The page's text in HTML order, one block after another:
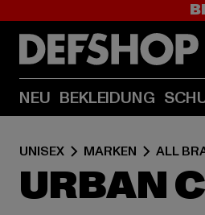
NEU BEKLEIDUNG
UNISEX MARKEN ALL
URBAN